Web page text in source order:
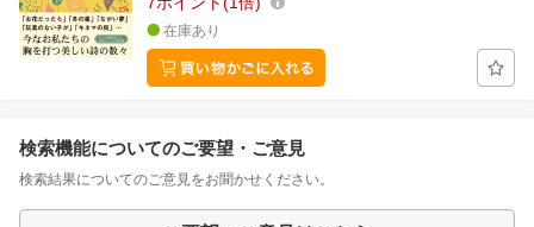
在庫あり
検索機能についてのご要望・ご意見
検索結果についてのご意見をお聞かせください。